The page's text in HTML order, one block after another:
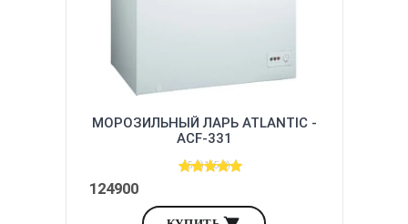
МОРОЗИЛЬНЫЙ ЛАРЬ ATLANTIC -
ACF-331
(5.0)1(5.0)
124900